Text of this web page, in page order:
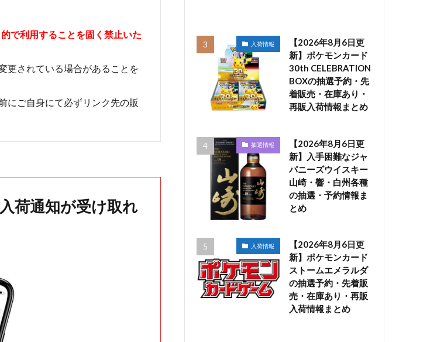
で利用することを固く禁止いた
更されている場合があることを
にご自身にて必ずリンク先の販
荷通知が受け取れ
入荷情報
【2026年8月6日更
新】ポケモンカード
30th CELEBRATION
BOXの抽選予約・先
着販売・在庫あり・
再販入荷情報まとめ
抽選情報
【2026年8月6日更
新】入手困難なジャ
パニーズウイスキー
山崎・響・白州各種
の抽選・予約情報ま
とめ
入荷情報
【2026年8月6日更
新】ポケモンカード
ストームエメラルダ
の抽選予約・先着販
売・在庫あり・再販
入荷情報まとめ